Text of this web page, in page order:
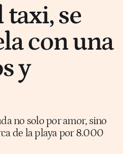
se
con una
y
no solo por amor, sino
de la playa por 8.000